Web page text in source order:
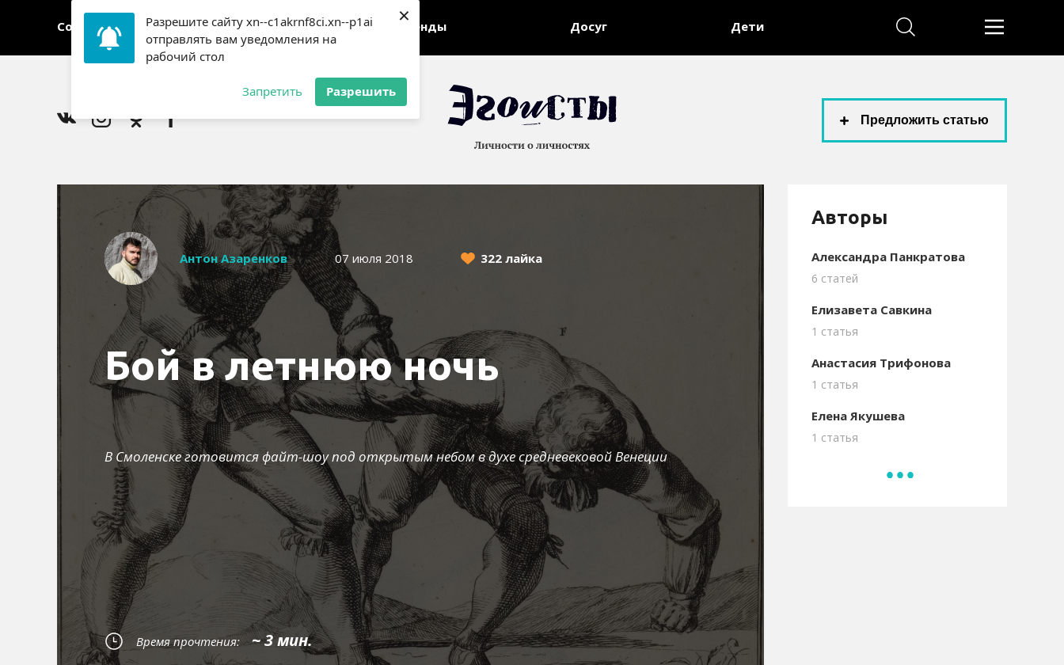
Разрешите сайту xn--c1akrnf8ci.xn--p1ai
отправлять вам уведомления на
рабочий стол
Запретить Разрешить
×
События Люди Тренды Досуг Дети
Предложить статью
Антон Азаренков 07 июля 2018 322 лайка
Бой в летнюю ночь
В Смоленске готовится файт-шоу под открытым небом в духе средневековой Венеции
Время прочтения: ~ 3 мин.
Aвторы
Александра Панкратова
6 статей
Елизавета Савкина
1 статья
Анастасия Трифонова
1 статья
Елена Якушева
1 статья